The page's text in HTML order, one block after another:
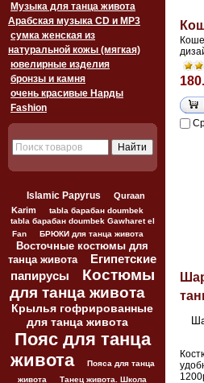
Музыка для танца живота
Арабская музыка CD и MP3
сумка женская из
натуральной кожы (мягкая)
ювелирные изделия
бронзы и камня
очень красивые Нарды
Fashion
Islamic Papyrus
Quraan
Karim
tabla барабан doumbek
tabla барабан doumbek Gawharet el
Fan
БРЮКИ для танца живота
Восточные костюмы для
танца живота
Египетские
папирусы
Костюмы
для танца живота
Крылья гофрированные
для танца живота
Пояс для танца
живота
Пояса для танца
живота
Танец живота. Школа